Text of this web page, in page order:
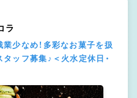
ラ
少なめ！多彩なお菓子を扱
ッフ募集♪＜火水定休日・